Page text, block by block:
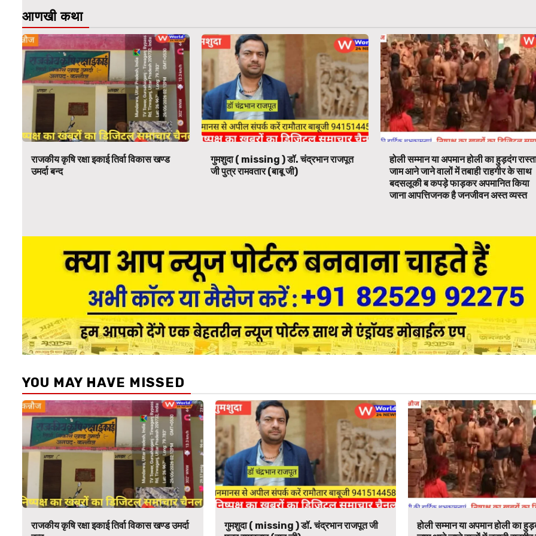
आणखी कथा
राजकीय कृषि रक्षा इकाई तिर्वा विकास खण्ड
उमर्दा बन्द
गुमशुदा ( missing ) डॉ. चंद्रभान राजपूत
जी पुत्र रामवतार (बाबू जी)
होली सम्मान या अपमान होली का हुड़दंग
जाम आने जाने वालों में तबाही राहगीर के साथ
बदसलूकी ब कपड़े फाड़कर अपमानित किया
जाना आपत्तिजनक है जनजीवन अस्त व्यस्त
YOU MAY HAVE MISSED
राजकीय कृषि रक्षा इकाई तिर्वा विकास खण्ड उमर्दा
गुमशुदा ( missing ) डॉ. चंद्रभान राजपूत जी
होली सम्मान या अपमान होली का